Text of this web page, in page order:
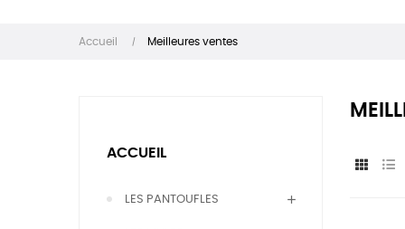
Accueil Meilleures ventes
ACCUEIL
LES PANTOUFLES